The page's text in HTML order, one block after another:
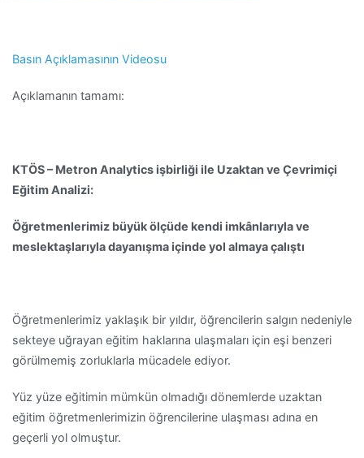
Basın Açıklamasının Videosu
Açıklamanın tamamı:
KTÖS – Metron Analytics işbirliği ile Uzaktan ve Çevrimiçi
Eğitim Analizi:
Öğretmenlerimiz büyük ölçüde kendi imkânlarıyla ve
meslektaşlarıyla dayanışma içinde yol almaya çalıştı
Öğretmenlerimiz yaklaşık bir yıldır, öğrencilerin salgın nedeniyle
sekteye uğrayan eğitim haklarına ulaşmaları için eşi benzeri
görülmemiş zorluklarla mücadele ediyor.
Yüz yüze eğitimin mümkün olmadığı dönemlerde uzaktan
eğitim öğretmenlerimizin öğrencilerine ulaşması adına en
geçerli yol olmuştur.